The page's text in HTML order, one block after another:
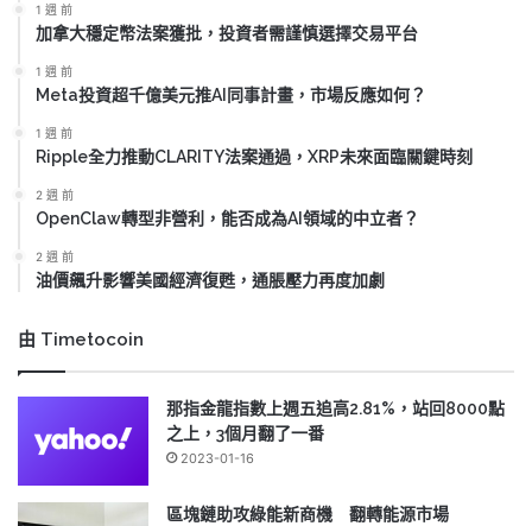
1 週 前
加拿大穩定幣法案獲批，投資者需謹慎選擇交易平台
1 週 前
Meta投資超千億美元推AI同事計畫，市場反應如何？
1 週 前
Ripple全力推動CLARITY法案通過，XRP未來面臨關鍵時刻
2 週 前
OpenClaw轉型非營利，能否成為AI領域的中立者？
2 週 前
油價飆升影響美國經濟復甦，通脹壓力再度加劇
由 Timetocoin
那指金龍指數上週五追高2.81%，站回8000點
之上，3個月翻了一番
2023-01-16
區塊鏈助攻綠能新商機 翻轉能源市場